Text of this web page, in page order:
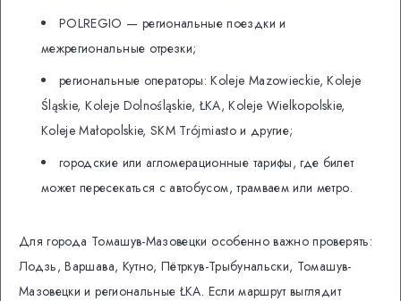
POLREGIO — региональные поездки и
межрегиональные отрезки;
региональные операторы: Koleje Mazowieckie, Koleje
Śląskie, Koleje Dolnośląskie, ŁKA, Koleje Wielkopolskie,
Koleje Małopolskie, SKM Trójmiasto и другие;
городские или агломерационные тарифы, где билет
может пересекаться с автобусом, трамваем или метро.
Для города Томашув-Мазовецки особенно важно проверять:
Лодзь, Варшава, Кутно, Пётркув-Трыбунальски, Томашув-
Мазовецки и региональные ŁKA. Если маршрут выглядит